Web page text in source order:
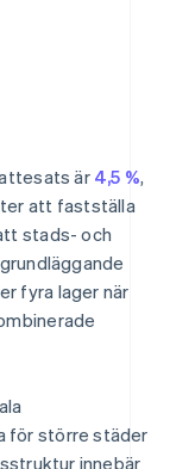
är 4,5 %,
att fastställa
stads- och
fyra lager när
för större städer
innebär